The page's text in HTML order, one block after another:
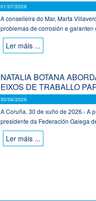
01/07/2026
A conselleira do Mar, Marta
problemas de corrosión e garanten
Ler máis ...
NATALIA BOTANA
EIXOS DE TRABALLO
30/06/2026
A Coruña, 30 de xuño de 2026.- A
presidente da Federación Galega
Ler máis ...